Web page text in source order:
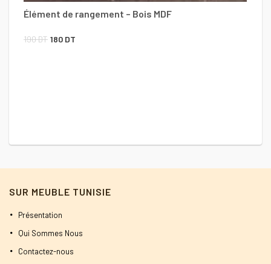
Élément de rangement – Bois MDF
190DT Le
180 DT
SUR MEUBLE TUNISIE
Présentation
Qui Sommes Nous
Contactez-nous